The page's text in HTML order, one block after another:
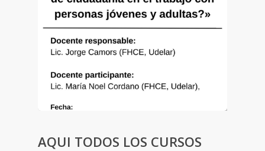
AQUI TODOS LOS CURSOS